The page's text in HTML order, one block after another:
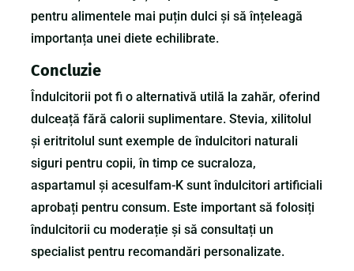
pentru alimentele mai puțin dulci și să înțeleagă
importanța unei diete echilibrate.
Concluzie
Îndulcitorii pot fi o alternativă utilă la zahăr, oferind
dulceață fără calorii suplimentare. Stevia, xilitolul
și eritritolul sunt exemple de îndulcitori naturali
siguri pentru copii, în timp ce sucraloza,
aspartamul și acesulfam-K sunt îndulcitori artificiali
aprobați pentru consum. Este important să folosiți
îndulcitorii cu moderație și să consultați un
specialist pentru recomandări personalizate.